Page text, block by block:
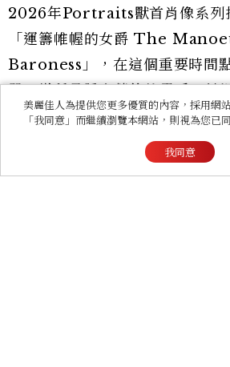
2026年Portraits獸首肖像系列
「運籌帷幄的女爵 The
Baroness」，在這個重要時間
單，堪稱是隱身幕後的黑手。她
感受到她的存在。運籌帷幄的女
者，於幕後悄然佈局。
美麗佳人為提供您更多優質的內容，採用網
「我同意」而繼續瀏覽本網站，則視為您已
我同意